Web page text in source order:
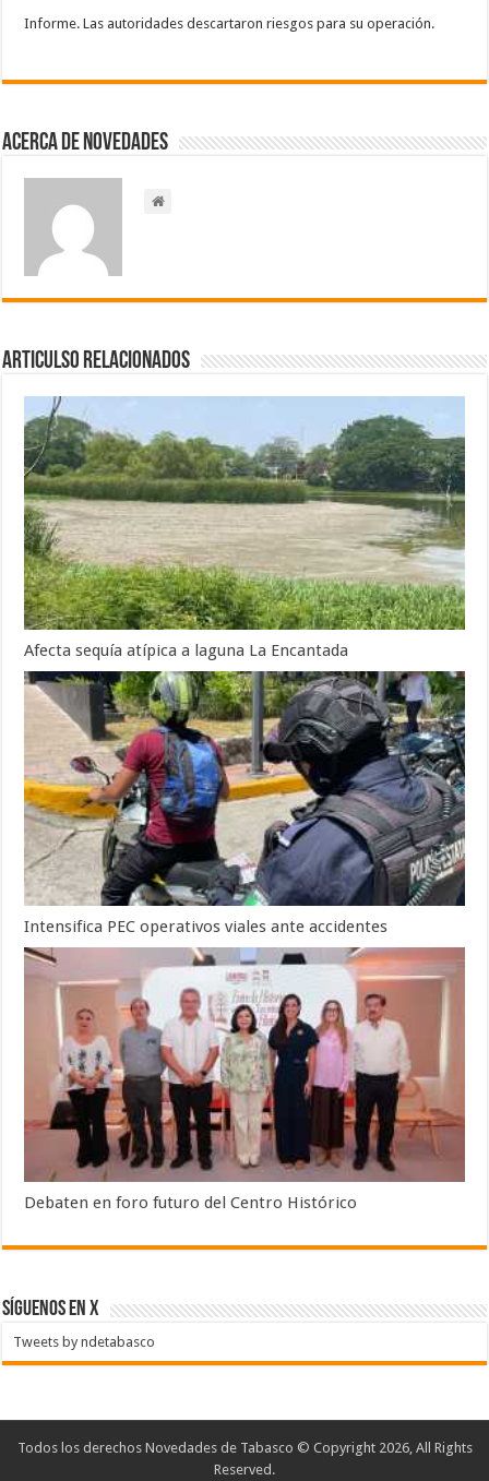
Informe. Las autoridades descartaron riesgos para su operación.
Acerca de NOVEDADES
Articulso Relacionados
Afecta sequía atípica a laguna La Encantada
Intensifica PEC operativos viales ante accidentes
Debaten en foro futuro del Centro Histórico
SÍGUENOS EN X
Tweets by ndetabasco
Todos los derechos Novedades de Tabasco © Copyright 2026, All Rights
Reserved.